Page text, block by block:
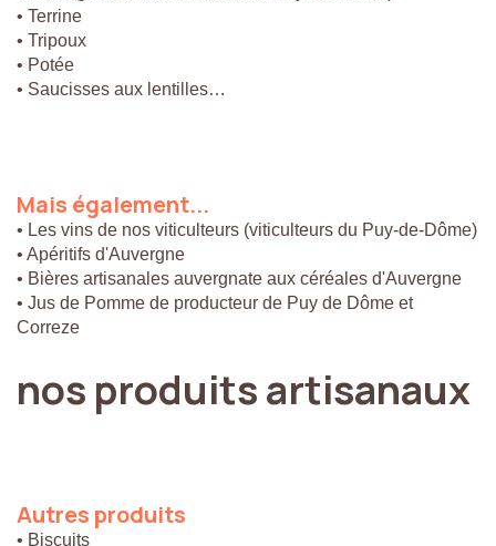
• Terrine
• Tripoux
• Potée
• Saucisses aux lentilles…
Mais également...
• Les vins de nos viticulteurs (viticulteurs du Puy-de-Dôme)
• Apéritifs d'Auvergne
• Bières artisanales auvergnate aux céréales d'Auvergne
• Jus de Pomme de producteur de Puy de Dôme et
Correze
nos produitsartisanaux
Autres produits
• Biscuits